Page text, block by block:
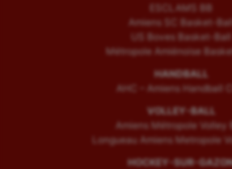
ESCLAMS BB
Amiens SC Basket-Ball
US Boves Basket-Ball
Métropole Amiénoise
HANDBALL
AHC – Amiens Handball
VOLLEY-BALL
Amiens Métropole Volley
Longueau Amiens Metropole
HOCKEY-SUR-